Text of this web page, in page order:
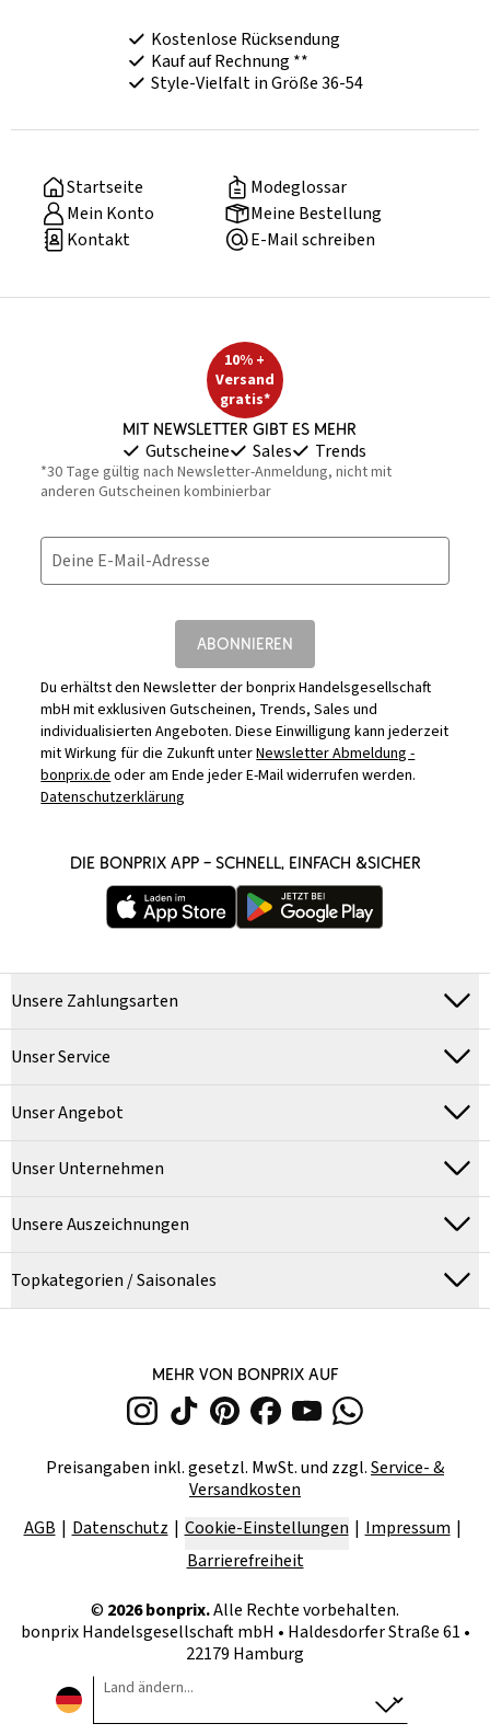
Kostenlose Rücksendung
Kauf auf Rechnung **
Style-Vielfalt in Größe 36-54
Startseite
Modeglossar
Mein Konto
Meine Bestellung
Kontakt
E-Mail schreiben
10% +
Versand
gratis*
Mit Newsletter gibt es mehr
Gutscheine Sales Trends
*30 Tage gültig nach Newsletter-Anmeldung, nicht mit
anderen Gutscheinen kombinierbar
Deine E-Mail-Adresse
ABONNIEREN
Du erhältst den Newsletter der bonprix Handelsgesellschaft
mbH mit exklusiven Gutscheinen, Trends, Sales und
individualisierten Angeboten. Diese Einwilligung kann jederzeit
mit Wirkung für die Zukunft unterNewsletter Abmeldung -
bonprix.deoder am Ende jeder E-Mail widerrufen werden.
Datenschutzerklärung
DIE BONPRIX APP – SCHNELL, EINFACH &SICHER
Unsere Zahlungsarten
Unser Service
Unser Angebot
Unser Unternehmen
Unsere Auszeichnungen
Topkategorien / Saisonales
MEHR VON BONPRIX AUF
Preisangaben inkl. gesetzl. MwSt. und zzgl.Service- &
Versandkosten
AGB
Datenschutz Cookie-Einstellungen
Impressum
Barrierefreiheit
© 2026bonprix.Alle Rechte vorbehalten.
bonprix Handelsgesellschaft mbH • Haldesdorfer Straße 61 •
22179 Hamburg
Land ändern...